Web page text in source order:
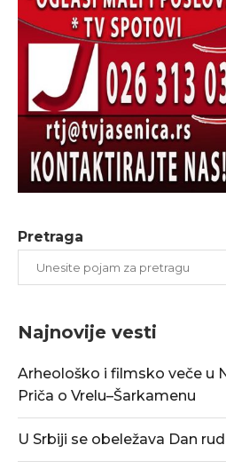
Pretraga
Najnovije vesti
Arheološko i filmsko veče u
Priča o Vrelu–Šarkamenu
U Srbiji se obeležava Dan